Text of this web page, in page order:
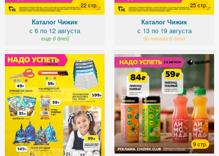
22 стр.
Каталог Чижик
с 6 по 12 августа
еще 6 дней
25 стр.
Каталог Чижик
с 13 по 19 августа
до начала 6 дней
9 стр.